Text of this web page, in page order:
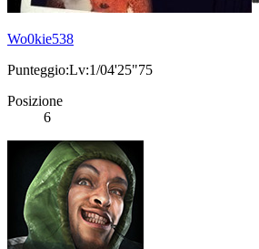
Wo0kie538
Punteggio:Lv:1/04'25"75
Posizione
6